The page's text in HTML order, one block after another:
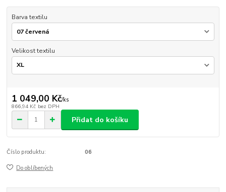
Barva textilu
Velikost textilu
1 049,00 Kč/ks
866,94 Kč bez DPH
Přidat do košíku
Číslo produktu: 06
Do oblíbených